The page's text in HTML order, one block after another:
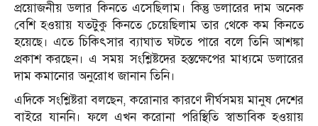
প্রয়োজনীয় ডলার কিনতে এসেছিলাম। কিন্তু ডলারের দাম অনেক
বেশি হওয়ায় যতটুকু কিনতে চেয়েছিলাম তার থেকে কম কিনতে
হয়েছে। এতে চিকিৎসার ব্যাঘাত ঘটতে পারে বলে তিনি আশঙ্কা
প্রকাশ করছেন। এ সময় সংশ্লিষ্টদের হস্তক্ষেপের মাধ্যমে ডলারের
দাম কমানোর অনুরোধ জানান তিনি।
এদিকে সংশ্লিষ্টরা বলছেন, করোনার কারণে দীর্ঘসময় মানুষ দেশের
বাইরে যাননি। ফলে এখন করোনা পরিস্থিতি স্বাভাবিক হওয়ায়